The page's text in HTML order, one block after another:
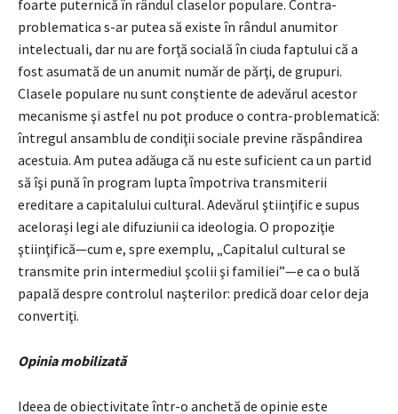
foarte puternică în rândul claselor populare. Contra-
problematica s-ar putea să existe în rândul anumitor
intelectuali, dar nu are forţă socială în ciuda faptului că a
fost asumată de un anumit număr de părţi, de grupuri.
Clasele populare nu sunt conştiente de adevărul acestor
mecanisme şi astfel nu pot produce o contra-problematică:
întregul ansamblu de condiţii sociale previne răspândirea
acestuia. Am putea adăuga că nu este suficient ca un partid
să îşi pună în program lupta împotriva transmiterii
ereditare a capitalului cultural. Adevărul ştiinţific e supus
acelorași legi ale difuziunii ca ideologia. O propoziţie
ştiinţifică—cum e, spre exemplu, „Capitalul cultural se
transmite prin intermediul şcolii şi familiei”—e ca o bulă
papală despre controlul naşterilor: predică doar celor deja
convertiţi.
Opinia mobilizată
Ideea de obiectivitate într-o anchetă de opinie este